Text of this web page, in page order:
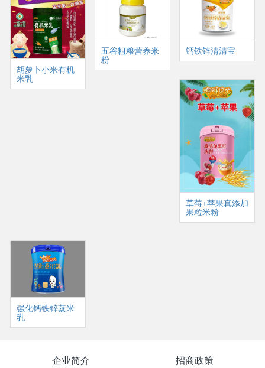
胡萝卜小米有机
米乳
五谷粗粮营养米
粉
钙铁锌清清宝
草莓+苹果真添加
果粒米粉
强化钙铁锌蒸米
乳
企业简介 招商政策